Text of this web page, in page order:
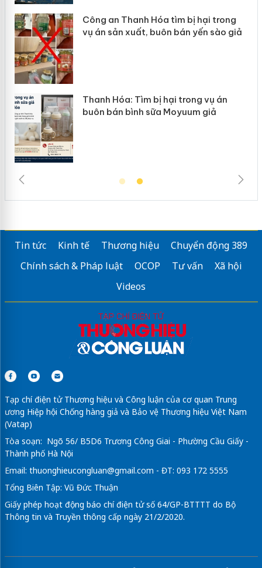
hại trong
yến sào giả
vụ án
giả
Lào Cai xử lý 83 vụ vi phạm
mại trong tháng 7
Hưng Yên: Xử lý 6 hộ kinh
hàng giả mạo nhãn hiệu
Tin tức Kinh tế Thương hiệu
Chuyển động 389
Chính sách & Pháp luật
OCOP Tư vấn
Xã hội
Videos
Tạp chí điện tử Thương hiệu và Công luận của cơ quan Trung
ương Hiệp hội Chống hàng giả và Bảo vệ Thương hiệu Việt Nam
(Vatap)
Tòa soạn: Ngõ 56/ B5D6 Trương Công Giai - Phường Cầu Giấy -
Thành phố Hà Nội
Email: thuonghieucongluan@gmail.com - ĐT: 093 172 5555
Tổng Biên Tập: Vũ Đức Thuận
Giấy phép hoạt động báo chí điện tử số 64/GP-BTTTT do Bộ
Thông tin và Truyền thông cấp ngày 21/2/2020.